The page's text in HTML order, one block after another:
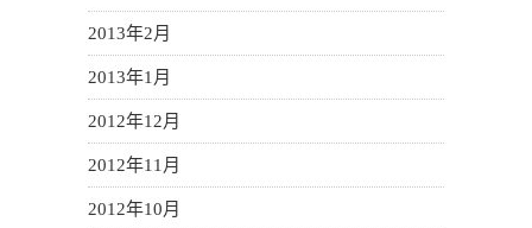
2013年2月
2013年1月
2012年12月
2012年11月
2012年10月